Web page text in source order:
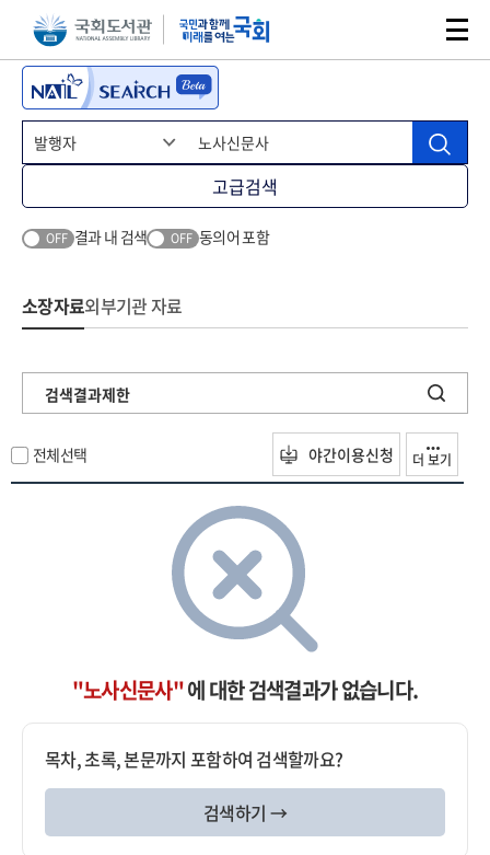
본문 바로가기주메뉴 바로가기
고급검색
OFF 결과 내 검색 OFF 동의어 포함
소장자료외부기관 자료
검색결과제한
전체선택 야간이용신청 더 보기
"노사신문사"에 대한 검색결과가 없습니다.
목차, 초록, 본문까지 포함하여 검색할까요?
검색하기 →